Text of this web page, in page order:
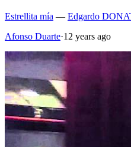
Estrellita mía — Edgardo
Afonso Duarte·12 years ago